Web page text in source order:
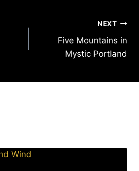
NEXT
Five Mountains in
Mystic Portland